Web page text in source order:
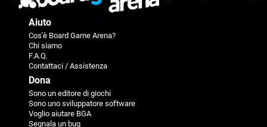
Aiuto
Cos'è Board Game Arena?
Chi siamo
F.A.Q.
Contattaci / Assistenza
Dona
Sono un editore di giochi
Sono uno sviluppatore software
Voglio aiutare BGA
Segnala un bug